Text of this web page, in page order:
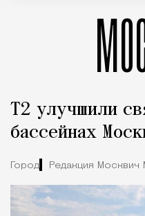
Т2 улучшили
бассейнах
Город Редакция Москвич